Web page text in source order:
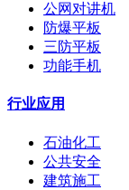
公网对讲机
防爆平板
三防平板
功能手机
行业应用
石油化工
公共安全
建筑施工